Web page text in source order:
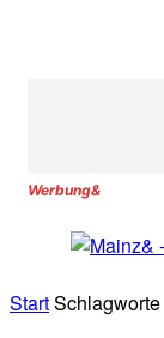
Werbung&
StartSchlagworte